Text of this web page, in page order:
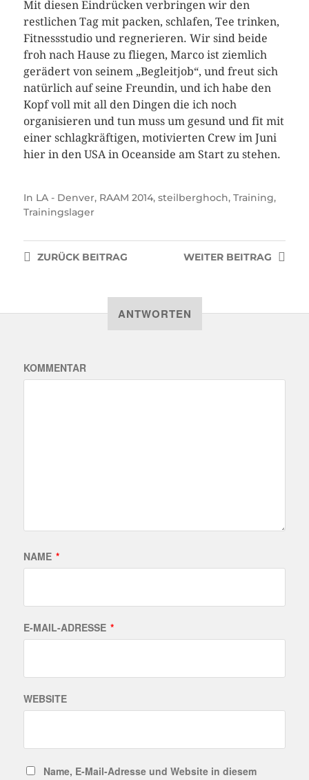
Mit diesen Eindrücken verbringen wir den
restlichen Tag mit packen, schlafen, Tee trinken,
Fitnessstudio und regnerieren. Wir sind beide
froh nach Hause zu fliegen, Marco ist ziemlich
gerädert von seinem „Begleitjob“, und freut sich
natürlich auf seine Freundin, und ich habe den
Kopf voll mit all den Dingen die ich noch
organisieren und tun muss um gesund und fit mit
einer schlagkräftigen, motivierten Crew im Juni
hier in den USA in Oceanside am Start zu stehen.
In LA - Denver, RAAM 2014, steilberghoch, Training,
Trainingslager
WEITER BEITRAG
ZURÜCKBEITRAG
ANTWORTEN
KOMMENTAR
NAME *
E-MAIL-ADRESSE *
WEBSITE
Name, E-Mail-Adresse und Website in diesem